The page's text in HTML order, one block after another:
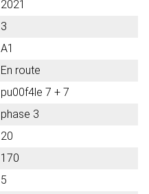
2021
3
A1
En route
pu00f4le 7 + 7
phase 3
20
170
5